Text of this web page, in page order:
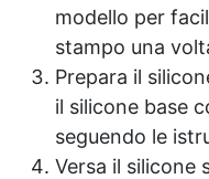
Condizioni di
ambiente: 0 °C
≤75 %
°C sopra il punto
diluente
Essiccazione
modello per
stampo una
Prepara il
il silicone base
seguendo le
Versa il silicone